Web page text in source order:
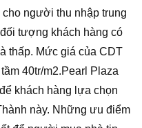
người thu nhập trung
tượng khách hàng có
thấp. Mức giá của CDT
40tr/m2.Pearl Plaza
khách hàng lựa chọn
này. Những ưu điểm